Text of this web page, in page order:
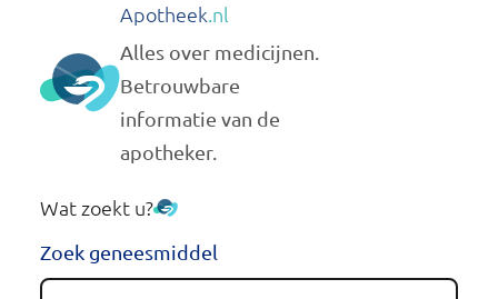
Apotheek.nl
Alles over medicijnen.
Betrouwbare
informatie van de
apotheker.
Wat zoekt u?
Zoek geneesmiddel